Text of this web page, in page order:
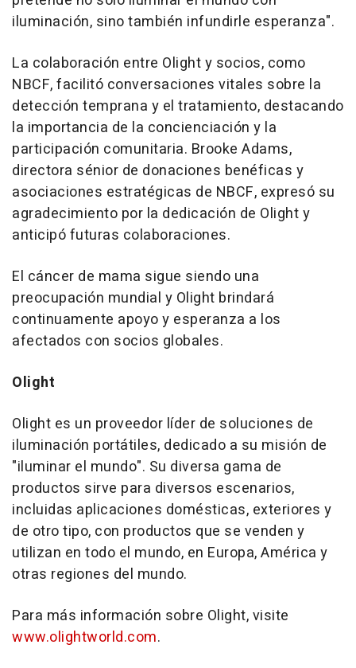
iluminación, sino también infundirle esperanza".
La colaboración entre Olight y socios, como
NBCF, facilitó conversaciones vitales sobre la
detección temprana y el tratamiento, destacando
la importancia de la concienciación y la
participación comunitaria. Brooke Adams,
directora sénior de donaciones benéficas y
asociaciones estratégicas de NBCF, expresó su
agradecimiento por la dedicación de Olight y
anticipó futuras colaboraciones.
El cáncer de mama sigue siendo una
preocupación mundial y Olight brindará
continuamente apoyo y esperanza a los
afectados con socios globales.
Olight
Olight es un proveedor líder de soluciones de
iluminación portátiles, dedicado a su misión de
"iluminar el mundo". Su diversa gama de
productos sirve para diversos escenarios,
incluidas aplicaciones domésticas, exteriores y
de otro tipo, con productos que se venden y
utilizan en todo el mundo, en Europa, América y
otras regiones del mundo.
Para más información sobre Olight, visite
www.olightworld.com.